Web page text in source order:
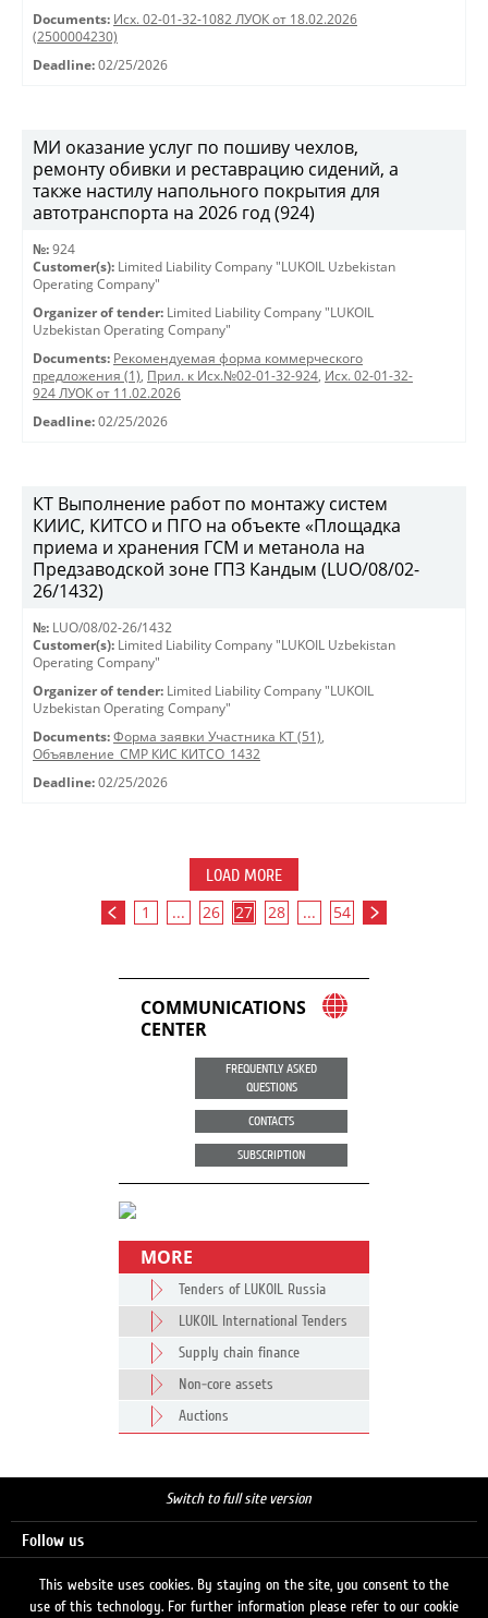
Documents: Исх. 02-01-32-1082 ЛУОК от 18.02.2026
(2500004230)
Deadline: 02/25/2026
МИ оказание услуг по пошиву чехлов,
ремонту обивки и реставрацию сидений, а
также настилу напольного покрытия для
автотранспорта на 2026 год (924)
№: 924
Customer(s): Limited Liability Company "LUKOIL Uzbekistan
Operating Company"
Organizer of tender: Limited Liability Company "LUKOIL
Uzbekistan Operating Company"
Documents: Рекомендуемая форма коммерческого
предложения (1), Прил. к Исх.№02-01-32-924, Исх. 02-01-32-
924 ЛУОК от 11.02.2026
Deadline: 02/25/2026
КТ Выполнение работ по монтажу систем
КИИС, КИТСО и ПГО на объекте «Площадка
приема и хранения ГСМ и метанола на
Предзаводской зоне ГПЗ Кандым (LUO/08/02-
26/1432)
№: LUO/08/02-26/1432
Customer(s): Limited Liability Company "LUKOIL Uzbekistan
Operating Company"
Organizer of tender: Limited Liability Company "LUKOIL
Uzbekistan Operating Company"
Documents: Форма заявки Участника КТ (51),
Объявление_СМР КИС КИТСО_1432
Deadline: 02/25/2026
LOAD MORE
1 ... 26 27 28 ... 54
COMMUNICATIONS
CENTER
FREQUENTLY ASKED
QUESTIONS
CONTACTS
SUBSCRIPTION
MORE
Tenders of LUKOIL Russia
LUKOIL International Tenders
Supply chain finance
Non-core assets
Auctions
Switch to full site version
Follow us
This website uses cookies. By staying on the site, you consent to the
use of this technology. For further information please refer to our cookie